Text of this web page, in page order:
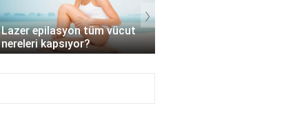
Erkek tüm vücut lazer
epilasyon hangi bölgeleri
kapsıyor?
›